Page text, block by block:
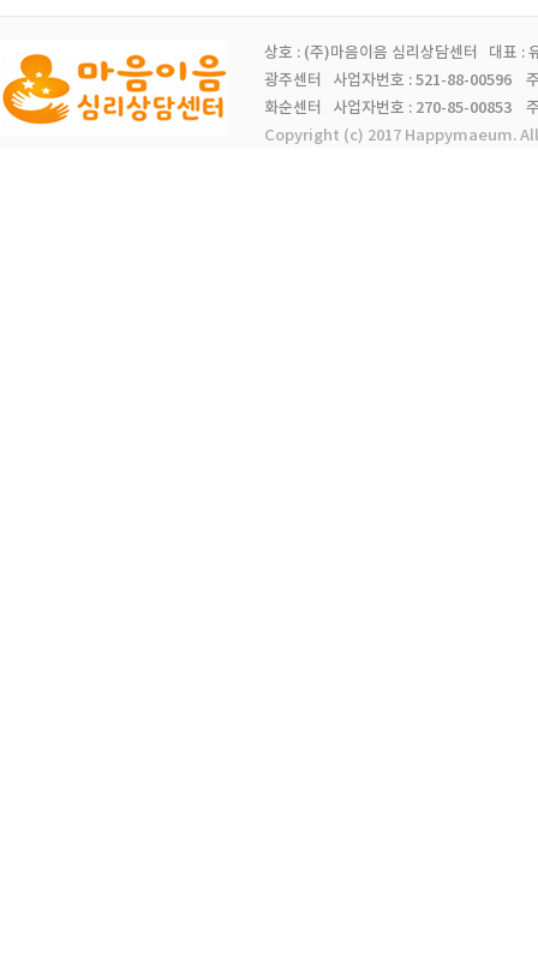
상호 : (주)마음이음 심리상담센터 대표 :
광주센터 사업자번호 : 521-88-00596
화순센터 사업자번호 : 270-85-00853
Copyright (c) 2017 Happymaeum.